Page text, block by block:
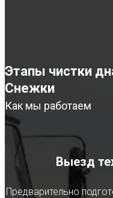
Этапы чистки
Снежки
Как мы работаем
Выезд
Предварительно